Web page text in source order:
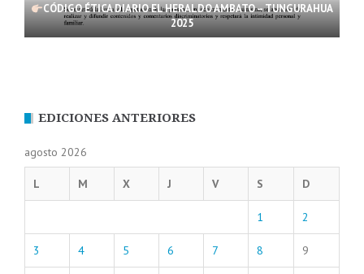
CÓDIGO ÉTICA DIARIO EL HERALDO AMBATO – TUNGURAHUA
2025
EDICIONES ANTERIORES
agosto 2026
L M X J V S D
1 2
3 4 5 6 7 8 9